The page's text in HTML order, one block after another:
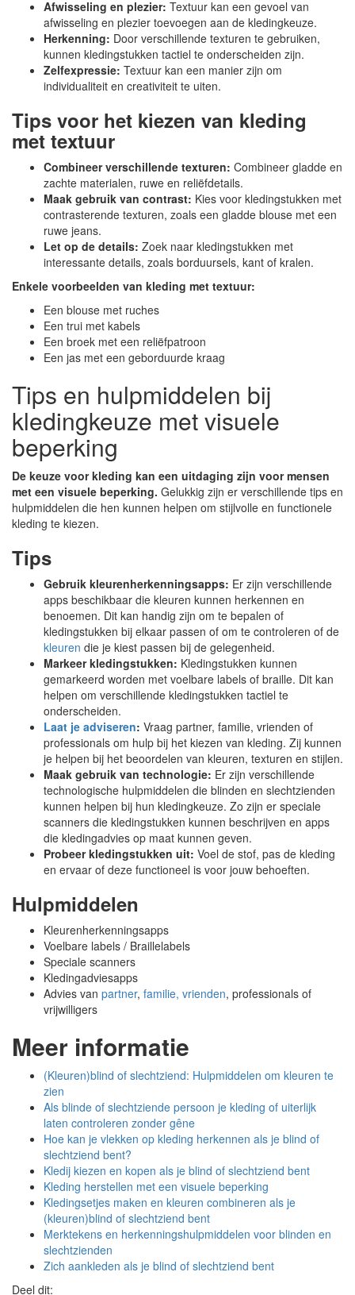
Afwisseling en plezier: Textuur kan een gevoel van
afwisseling en plezier toevoegen aan de kledingkeuze.
Herkenning: Door verschillende texturen te gebruiken,
kunnen kledingstukken tactiel te onderscheiden zijn.
Zelfexpressie: Textuur kan een manier zijn om
individualiteit en creativiteit te uiten.
Tips voor het kiezen van kleding
met textuur
Combineer verschillende texturen: Combineer gladde en
zachte materialen, ruwe en reliëfdetails.
Maak gebruik van contrast: Kies voor kledingstukken met
contrasterende texturen, zoals een gladde blouse met een
ruwe jeans.
Let op de details: Zoek naar kledingstukken met
interessante details, zoals borduursels, kant of kralen.
Enkele voorbeelden van kleding met textuur:
Een blouse met ruches
Een trui met kabels
Een broek met een reliëfpatroon
Een jas met een geborduurde kraag
Tips en hulpmiddelen bij
kledingkeuze met visuele
beperking
De keuze voor kleding kan een uitdaging zijn voor mensen
met een visuele beperking. Gelukkig zijn er verschillende tips en
hulpmiddelen die hen kunnen helpen om stijlvolle en functionele
kleding te kiezen.
Tips
Gebruik kleurenherkenningsapps: Er zijn verschillende
apps beschikbaar die kleuren kunnen herkennen en
benoemen. Dit kan handig zijn om te bepalen of
kledingstukken bij elkaar passen of om te controleren of de
kleuren die je kiest passen bij de gelegenheid.
Markeer kledingstukken: Kledingstukken kunnen
gemarkeerd worden met voelbare labels of braille. Dit kan
helpen om verschillende kledingstukken tactiel te
onderscheiden.
Laat je adviseren: Vraag partner, familie, vrienden of
professionals om hulp bij het kiezen van kleding. Zij kunnen
je helpen bij het beoordelen van kleuren, texturen en stijlen.
Maak gebruik van technologie: Er zijn verschillende
technologische hulpmiddelen die blinden en slechtzienden
kunnen helpen bij hun kledingkeuze. Zo zijn er speciale
scanners die kledingstukken kunnen beschrijven en apps
die kledingadvies op maat kunnen geven.
Probeer kledingstukken uit: Voel de stof, pas de kleding
en ervaar of deze functioneel is voor jouw behoeften.
Hulpmiddelen
Kleurenherkenningsapps
Voelbare labels / Braillelabels
Speciale scanners
Kledingadviesapps
Advies van partner, familie, vrienden, professionals of
vrijwilligers
Meer informatie
(Kleuren)blind of slechtziend: Hulpmiddelen om kleuren te
zien
Als blinde of slechtziende persoon je kleding of uiterlijk
laten controleren zonder gêne
Hoe kan je vlekken op kleding herkennen als je blind of
slechtziend bent?
Kledij kiezen en kopen als je blind of slechtziend bent
Kleding herstellen met een visuele beperking
Kledingsetjes maken en kleuren combineren als je
(kleuren)blind of slechtziend bent
Merktekens en herkenningshulpmiddelen voor blinden en
slechtzienden
Zich aankleden als je blind of slechtziend bent
Deel dit: